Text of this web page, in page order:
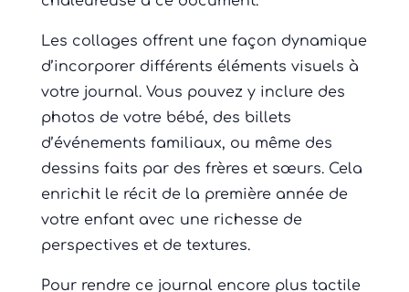
Les collages offrent une façon dynamique
d’incorporer différents éléments visuels à
votre journal. Vous pouvez y inclure des
photos de votre bébé, des billets
d’événements familiaux, ou même des
dessins faits par des frères et sœurs. Cela
enrichit le récit de la première année de
votre enfant avec une richesse de
perspectives et de textures.
Pour rendre ce journal encore plus tactile